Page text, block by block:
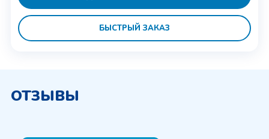
БЫСТРЫЙ ЗАКАЗ
ОТЗЫВЫ